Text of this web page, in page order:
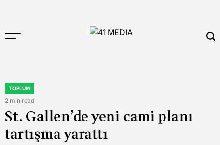
to
POSTED
IN
TOPLUM
Estimated
read
time
2 min read
St. Gallen’de yeni cami planı
tartışma yarattı